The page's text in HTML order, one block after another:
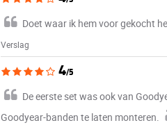
Doet waar ik hem voor gekocht
Verslag
4/5
De eerste set was ook van
Goodyear-banden te laten monteren.